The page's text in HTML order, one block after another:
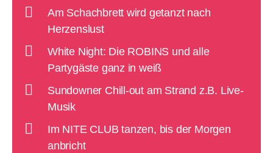
Am Schachbrett wird getanzt nach
Herzenslust
White Night: Die ROBINS und alle
Partygäste ganz in weiß
Sundowner Chill-out am Strand z.B. Live-
Musik
Im NITE CLUB tanzen, bis der Morgen
anbricht